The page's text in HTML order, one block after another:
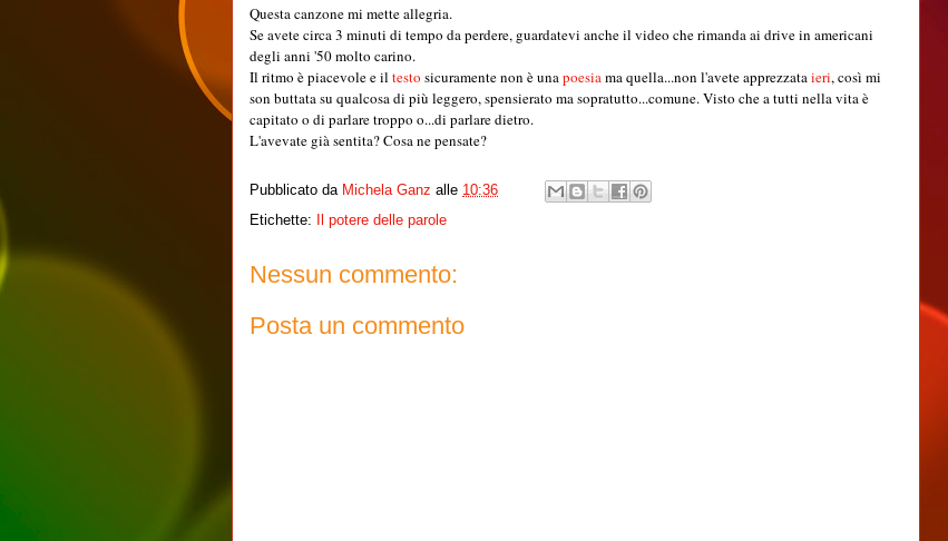
Questa canzone mi mette allegria.
Se avete circa 3 minuti di tempo da perdere, guardatevi anche il video che rimanda ai drive in americani
degli anni '50 molto carino.
Il ritmo è piacevole e il testo sicuramente non è unapoesiama quella...non l'avete apprezzataieri, così mi
son buttata su qualcosa di più leggero, spensierato ma sopratutto...comune. Visto che a tutti nella vita è
capitato o di parlare troppo o...di parlare dietro.
L'avevate già sentita? Cosa ne pensate?
Pubblicato da Michela Ganz alle 10:36
Etichette:
Il potere delle parole
Nessun commento:
Posta un commento